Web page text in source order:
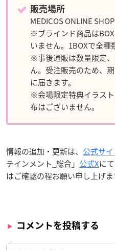
販売場所
MEDICOS ONLINE SHOP
※ブラインド商品は
いません。1BOXで全種
※事後通販は数量限定
ん。受注販売のため、
に届きます。
※会場限定特典イラス
布はございません。
情報の追加・更新は、 公式サイ
テインメント_総合」 公式Xに
はご確認の程お願い申し上げま
コメントを投稿する